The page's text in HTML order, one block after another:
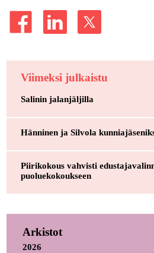
Viimeksi julkaistu
Salinin jalanjäljilla
Hänninen ja Silvola
Piirikokous vahvisti
puoluekokoukseen
Arkistot
2026